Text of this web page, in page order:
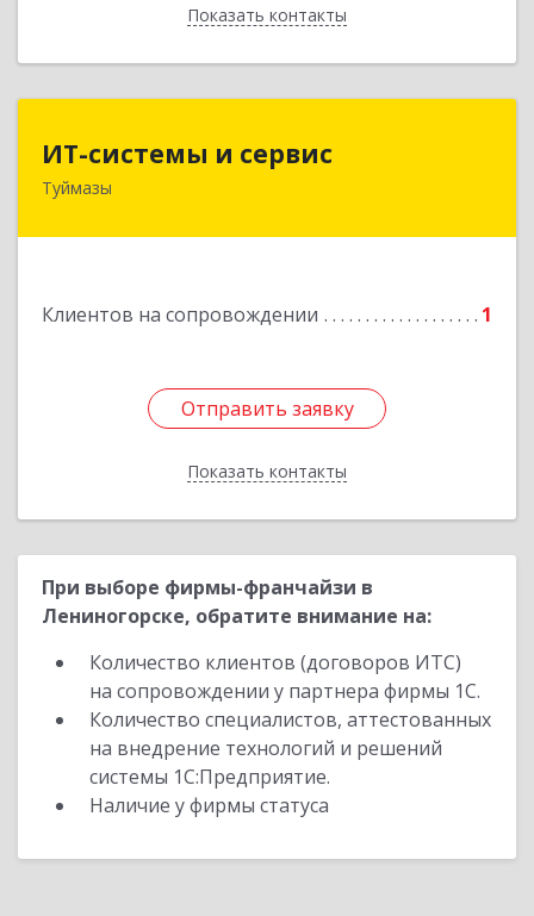
Показать контакты
Назад
ИТ-системы и сервис
Туймазы
Клиентов на сопровождении 1
Отправить заявку
Показать контакты
Подробнее
Отправить заявку
Назад
При выборе фирмы-франчайзи в
Лениногорске, обратите внимание на:
Количество клиентов (договоров ИТС)
на сопровождении у партнера фирмы 1С.
Количество специалистов, аттестованных
на внедрение технологий и решений
системы 1С:Предприятие.
Наличие у фирмы статуса